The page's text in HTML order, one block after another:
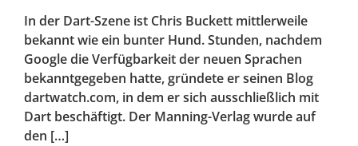
In der Dart-Szene ist Chris Buckett mittlerweile
bekannt wie ein bunter Hund. Stunden, nachdem
Google die Verfügbarkeit der neuen Sprachen
bekanntgegeben hatte, gründete er seinen Blog
dartwatch.com, in dem er sich ausschließlich mit
Dart beschäftigt. Der Manning-Verlag wurde auf
den […]